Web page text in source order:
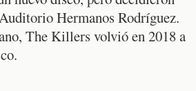
Hermanos Rodríguez.
The Killers volvió en 2018 a